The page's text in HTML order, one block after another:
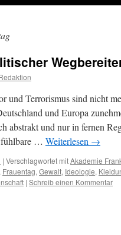
und Terrorismus sind nicht
und Europa
abstrakt und nur in fernen
fühlbare … Weiterlesen →
| Verschlagwortet mitAkademie
Frauentag, Gewalt, Ideologie,
| Schreib einen Kommentar